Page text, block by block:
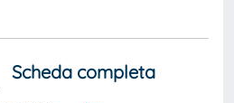
Scheda completa